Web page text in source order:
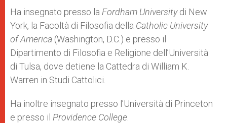
Ha insegnato presso la Fordham Universitydi New
York, la Facoltà di Filosofia della Catholic University
of America (Washington, D.C.) e presso il
Dipartimento di Filosofia e Religione dell’Università
di Tulsa, dove detiene la Cattedra di William K.
Warren in Studi Cattolici.
Ha inoltre insegnato presso l’Università di Princeton
e presso il Providence College